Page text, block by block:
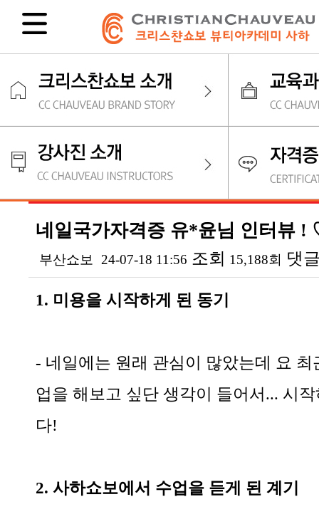
네일국가자격증 유*윤님 인터뷰 !
부산쇼보 24-07-18 11:56 조회 15,188회 댓
1. 미용을 시작하게 된 동기
- 네일에는 원래 관심이 많았는데 요 최
업을 해보고 싶단 생각이 들어서... 시
다!
2. 사하쇼보에서 수업을 듣게 된 계기